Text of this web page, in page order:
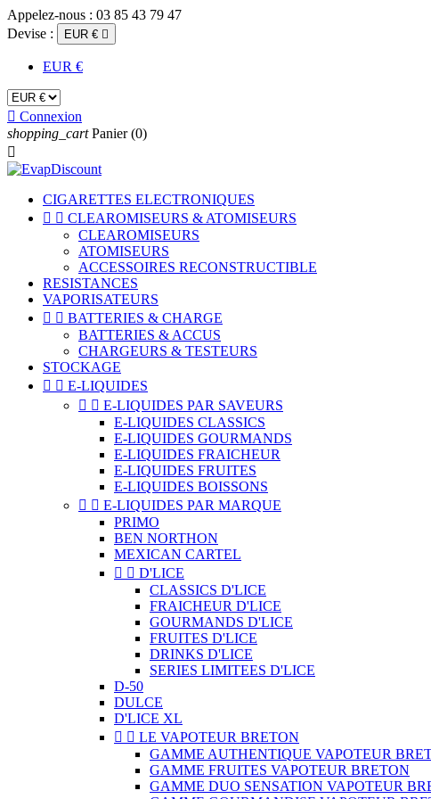
Appelez-nous : 03 85 43 79 47
Devise :
EUR € 
EUR €
 Connexion
shopping_cart Panier (0)

CIGARETTES ELECTRONIQUES
  CLEAROMISEURS & ATOMISEURS
CLEAROMISEURS
ATOMISEURS
ACCESSOIRES RECONSTRUCTIBLE
RESISTANCES
VAPORISATEURS
  BATTERIES & CHARGE
BATTERIES & ACCUS
CHARGEURS & TESTEURS
STOCKAGE
  E-LIQUIDES
  E-LIQUIDES PAR SAVEURS
E-LIQUIDES CLASSICS
E-LIQUIDES GOURMANDS
E-LIQUIDES FRAICHEUR
E-LIQUIDES FRUITES
E-LIQUIDES BOISSONS
  E-LIQUIDES PAR MARQUE
PRIMO
BEN NORTHON
MEXICAN CARTEL
  D'LICE
CLASSICS D'LICE
FRAICHEUR D'LICE
GOURMANDS D'LICE
FRUITES D'LICE
DRINKS D'LICE
SERIES LIMITEES D'LICE
D-50
DULCE
D'LICE XL
  LE VAPOTEUR BRETON
GAMME AUTHENTIQUE VAPOTEUR
GAMME FRUITES VAPOTEUR BRETON
GAMME DUO SENSATION VAPOTEUR